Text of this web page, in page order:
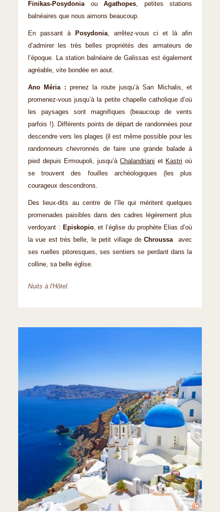
Finikas-Posydoniaou Agathopes, petites stations
balnéaires que nous aimons beaucoup.
En passant à Posydonia, arrêtez-vous ci et là afin
d’admirer les très belles propriétés des armateurs de
l’époque. La station balnéaire de Galissas est également
agréable, vite bondée en aout.
Ano Méria : prenez la route jusqu’à San Michalis, et
promenez-vous jusqu’à la petite chapelle catholique d’où
les paysages sont magnifiques (beaucoup de vents
parfois !). Différents points de départ de randonnées pour
descendre vers les plages (il est même possible pour les
randonneurs chevronnés de faire une grande balade à
pied depuis Ermoupoli, jusqu’àChalandriani et Kastri où
se trouvent des fouilles archéologiques (les plus
courageux descendrons.
Des lieux-dits au centre de l’île qui méritent quelques
promenades paisibles dans des cadres légèrement plus
verdoyant : Episkopio, et l’église du prophète Elias d’où
la vue est très belle, le petit village deChroussaavec
ses ruelles pitoresques, ses sentiers se perdant dans la
colline, sa belle église.
Nuits à l'Hôtel.
©